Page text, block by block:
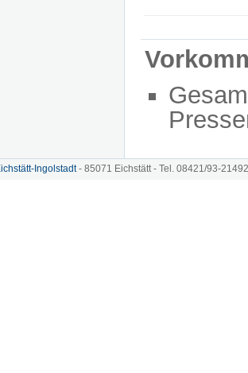
Ingolstadt- 85071 Eichstätt - Tel. 08421/93-